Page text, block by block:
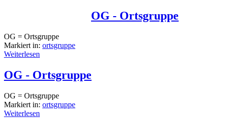
OG - Ortsgruppe
OG = Ortsgruppe
Markiert in: ortsgruppe
Weiterlesen
OG - Ortsgruppe
OG = Ortsgruppe
Markiert in: ortsgruppe
Weiterlesen